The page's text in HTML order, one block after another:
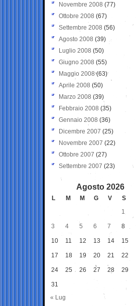
Novembre 2008 (77)
Ottobre 2008 (67)
Settembre 2008 (56)
Agosto 2008 (39)
Luglio 2008 (50)
Giugno 2008 (55)
Maggio 2008(63)
Aprile 2008 (50)
Marzo 2008 (39)
Febbraio 2008 (35)
Gennaio 2008 (36)
Dicembre 2007 (25)
Novembre 2007 (22)
Ottobre 2007 (27)
Settembre 2007 (23)
Agosto 2026
L M M G V S
1
3 4 5 6 7 8
10 11 12 13 14 15
17 18 19 20 21 22
24 25 26 27 28 29
31
« Lug